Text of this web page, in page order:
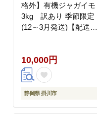
格外】有機ジャガイモ
3kg 訳あり 季節限定
(12～3月発送)【配送不
10,000円
静岡県 掛川市